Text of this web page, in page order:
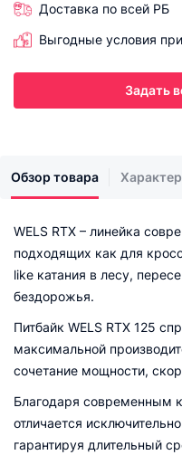
Доставка по всей РБ
Выгодные условия
Задать
Обзор товара
WELS RTX – линейка
подходящих как для
like катания в лесу,
бездорожья.
Питбайк WELS RTX 125
максимальной
сочетание мощности,
Благодаря современным
отличается
гарантируя длительный